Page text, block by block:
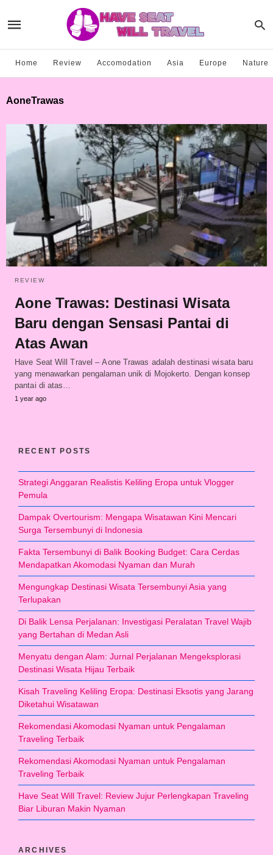
Home Review Accomodation Asia Europe Nature
AoneTrawas
REVIEW
Aone Trawas: Destinasi Wisata
Baru dengan Sensasi Pantai di
Atas Awan
Have Seat Will Travel – Aone Trawas adalah destinasi wisata baru
yang menawarkan pengalaman unik di Mojokerto. Dengan konsep
pantai di atas…
1 year ago
RECENT POSTS
Strategi Anggaran Realistis Keliling Eropa untuk Vlogger
Pemula
Dampak Overtourism: Mengapa Wisatawan Kini Mencari
Surga Tersembunyi di Indonesia
Fakta Tersembunyi di Balik Booking Budget: Cara Cerdas
Mendapatkan Akomodasi Nyaman dan Murah
Mengungkap Destinasi Wisata Tersembunyi Asia yang
Terlupakan
Di Balik Lensa Perjalanan: Investigasi Peralatan Travel Wajib
yang Bertahan di Medan Asli
Menyatu dengan Alam: Jurnal Perjalanan Mengeksplorasi
Destinasi Wisata Hijau Terbaik
Kisah Traveling Keliling Eropa: Destinasi Eksotis yang Jarang
Diketahui Wisatawan
Rekomendasi Akomodasi Nyaman untuk Pengalaman
Traveling Terbaik
Rekomendasi Akomodasi Nyaman untuk Pengalaman
Traveling Terbaik
Have Seat Will Travel: Review Jujur Perlengkapan Traveling
Biar Liburan Makin Nyaman
ARCHIVES